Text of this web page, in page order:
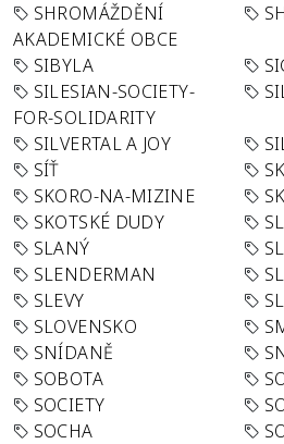
SHROMÁŽDĚNÍ
AKADEMICKÉ OBCE
SIBYLA
SILESIAN-SOCIETY-
FOR-SOLIDARITY
SILVERTAL A JOY
SÍŤ
SKORO-NA-MIZINE
SKOTSKÉ DUDY
SLANÝ
SLENDERMAN
SLEVY
SLOVENSKO
SNÍDANĚ
SOBOTA
SOCIETY
SOCHA